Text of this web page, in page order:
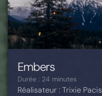
Embers
Durée : 24 minutes
Réalisateur : Trixie Pacis